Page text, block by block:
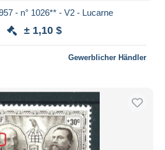
- n° 1026** - V2 - Lucarne
± 1,10 $
Gewerblicher Händler